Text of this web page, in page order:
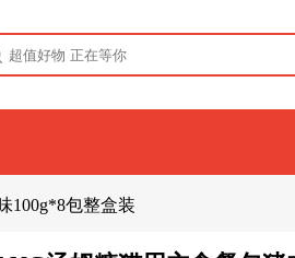
100g*8包整盒装